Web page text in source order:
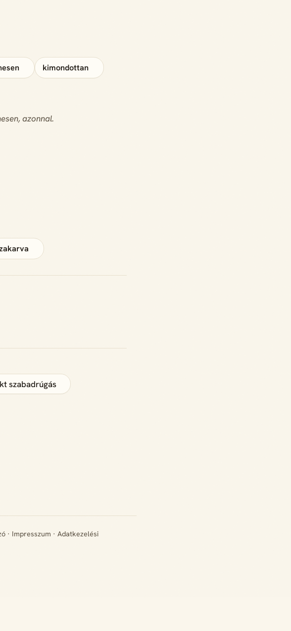
kimondottan
azonnal.
szabadrúgás
· Impresszum · Adatkezelési